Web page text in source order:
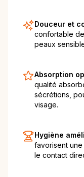
Douceur et
confortable
peaux
Absorption
qualité
sécrétions,
visage.
Hygiène
favorisent
le contact